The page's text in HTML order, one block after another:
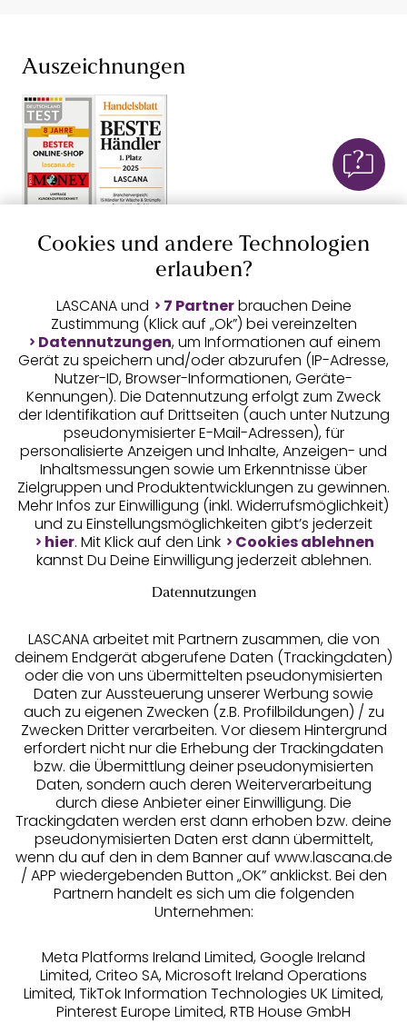
Auszeichnungen
Geprüfte Sicherheit
Unsere Apps
Gratis Versand ab50 €
Kostenlose Retoure
Ratenkauf **
Services
Beratung
Über uns
Rechtliches
Alle Preise inkl. MwSt., zzgl.
Versandkosten
Cookies und andere Technologien
erlauben?
LASCANA und 7 Partnerbrauchen Deine
Zustimmung (Klick auf „Ok”) bei vereinzelten
Datennutzungen, um Informationen auf einem
Gerät zu speichern und/oder abzurufen (IP-Adresse,
Nutzer-ID, Browser-Informationen, Geräte-
Kennungen). Die Datennutzung erfolgt zum Zweck
der Identifikation auf Drittseiten (auch unter Nutzung
pseudonymisierter E-Mail-Adressen), für
personalisierte Anzeigen und Inhalte, Anzeigen- und
Inhaltsmessungen sowie um Erkenntnisse über
Zielgruppen und Produktentwicklungen zu gewinnen.
Mehr Infos zur Einwilligung (inkl. Widerrufsmöglichkeit)
und zu Einstellungsmöglichkeiten gibt’s jederzeit
hier. Mit Klick auf den Link
Cookies ablehnen
kannst Du Deine Einwilligung jederzeit ablehnen.
Datennutzungen
LASCANA arbeitet mit Partnern zusammen, die von
deinem Endgerät abgerufene Daten (Trackingdaten)
oder die von uns übermittelten pseudonymisierten
Daten zur Aussteuerung unserer Werbung sowie
auch zu eigenen Zwecken (z.B. Profilbildungen) / zu
Zwecken Dritter verarbeiten. Vor diesem Hintergrund
erfordert nicht nur die Erhebung der Trackingdaten
bzw. die Übermittlung deiner pseudonymisierten
Daten, sondern auch deren Weiterverarbeitung
durch diese Anbieter einer Einwilligung. Die
Trackingdaten werden erst dann erhoben bzw. deine
pseudonymisierten Daten erst dann übermittelt,
wenn du auf den in dem Banner auf www.lascana.de
/ APP wiedergebenden Button „OK” anklickst. Bei den
Partnern handelt es sich um die folgenden
Unternehmen:
Meta Platforms Ireland Limited, Google Ireland
Limited, Criteo SA, Microsoft Ireland Operations
Limited, TikTok Information Technologies UK Limited,
Pinterest Europe Limited, RTB House GmbH